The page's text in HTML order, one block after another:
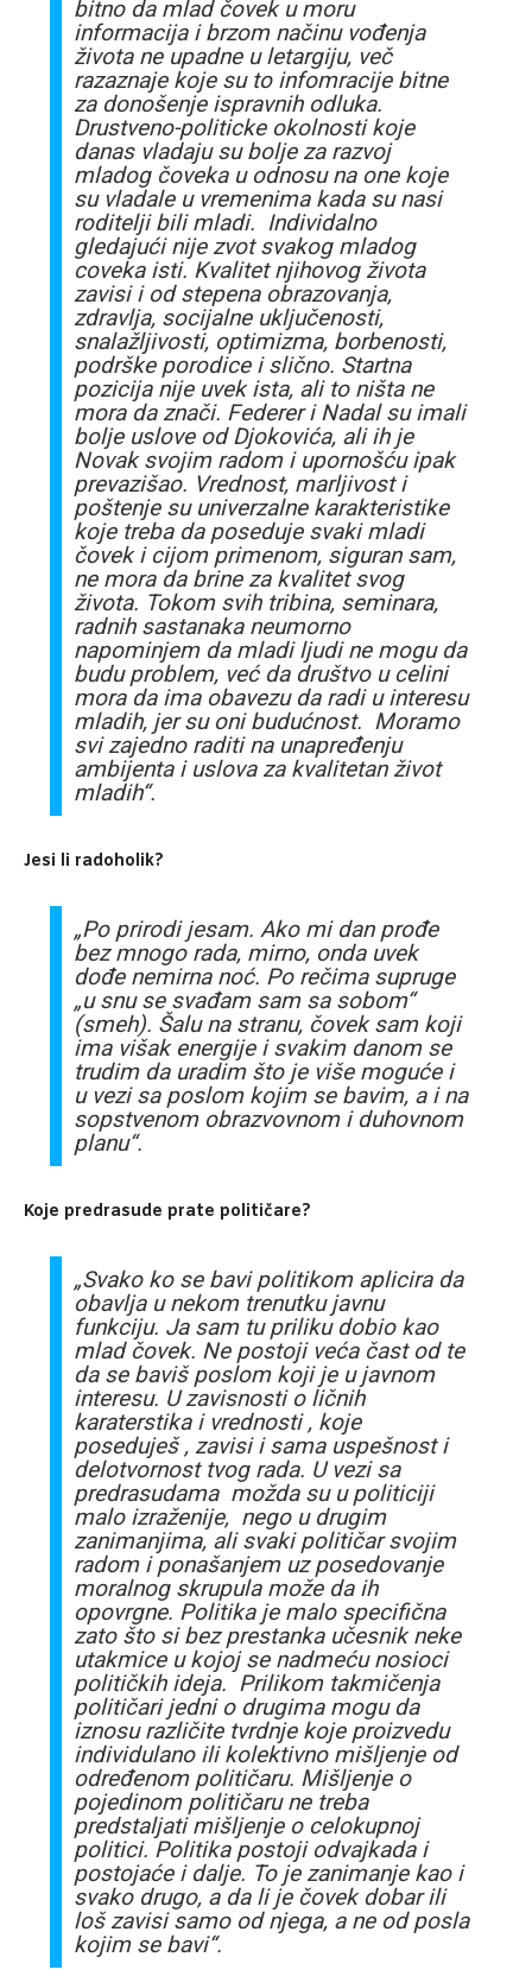
bitno da mlad čovek u moru
informacija i brzom načinu vođenja
života ne upadne u letargiju, več
razaznaje koje su to infomracije bitne
za donošenje ispravnih odluka.
Drustveno-politicke okolnosti koje
danas vladaju su bolje za razvoj
mladog čoveka u odnosu na one koje
su vladale u vremenima kada su nasi
roditelji bili mladi. Individalno
gledajući nije zvot svakog mladog
coveka isti. Kvalitet njihovog života
zavisi i od stepena obrazovanja,
zdravlja, socijalne uključenosti,
snalažljivosti, optimizma, borbenosti,
podrške porodice i slično. Startna
pozicija nije uvek ista, ali to ništa ne
mora da znači. Federer i Nadal su imali
bolje uslove od Djokovića, ali ih je
Novak svojim radom i upornošću ipak
prevazišao. Vrednost, marljivost i
poštenje su univerzalne karakteristike
koje treba da poseduje svaki mladi
čovek i cijom primenom, siguran sam,
ne mora da brine za kvalitet svog
života. Tokom svih tribina, seminara,
radnih sastanaka neumorno
napominjem da mladi ljudi ne mogu da
budu problem, već da društvo u celini
mora da ima obavezu da radi u interesu
mladih, jer su oni budućnost. Moramo
svi zajedno raditi na unapređenju
ambijenta i uslova za kvalitetan život
mladih“.
Jesi li radoholik?
„Po prirodi jesam. Ako mi dan prođe
bez mnogo rada, mirno, onda uvek
dođe nemirna noć. Po rečima supruge
„u snu se svađam sam sa sobom“
(smeh). Šalu na stranu, čovek sam koji
ima višak energije i svakim danom se
trudim da uradim što je više moguće i
u vezi sa poslom kojim se bavim, a i na
sopstvenom obrazvovnom i duhovnom
planu“.
Koje predrasude prate političare?
„Svako ko se bavi politikom aplicira da
obavlja u nekom trenutku javnu
funkciju. Ja sam tu priliku dobio kao
mlad čovek. Ne postoji veća čast od te
da se baviš poslom koji je u javnom
interesu. U zavisnosti o ličnih
karaterstika i vrednosti , koje
poseduješ , zavisi i sama uspešnost i
delotvornost tvog rada. U vezi sa
predrasudama možda su u politiciji
malo izraženije, nego u drugim
zanimanjima, ali svaki političar svojim
radom i ponašanjem uz posedovanje
moralnog skrupula može da ih
opovrgne. Politika je malo specifična
zato što si bez prestanka učesnik neke
utakmice u kojoj se nadmeću nosioci
političkih ideja. Prilikom takmičenja
političari jedni o drugima mogu da
iznosu različite tvrdnje koje proizvedu
individulano ili kolektivno mišljenje od
određenom političaru. Mišljenje o
pojedinom političaru ne treba
predstaljati mišljenje o celokupnoj
politici. Politika postoji odvajkada i
postojaće i dalje. To je zanimanje kao i
svako drugo, a da li je čovek dobar ili
loš zavisi samo od njega, a ne od posla
kojim se bavi“.